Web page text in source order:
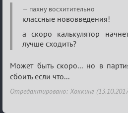
Re:
Калькулятор
Лиги
пахну восхитительно
классные нововведения!
а скоро калькулятор
лучше сходить?
Может быть скоро... но в
сбоить если что...
Отредактировано: Хоккинг